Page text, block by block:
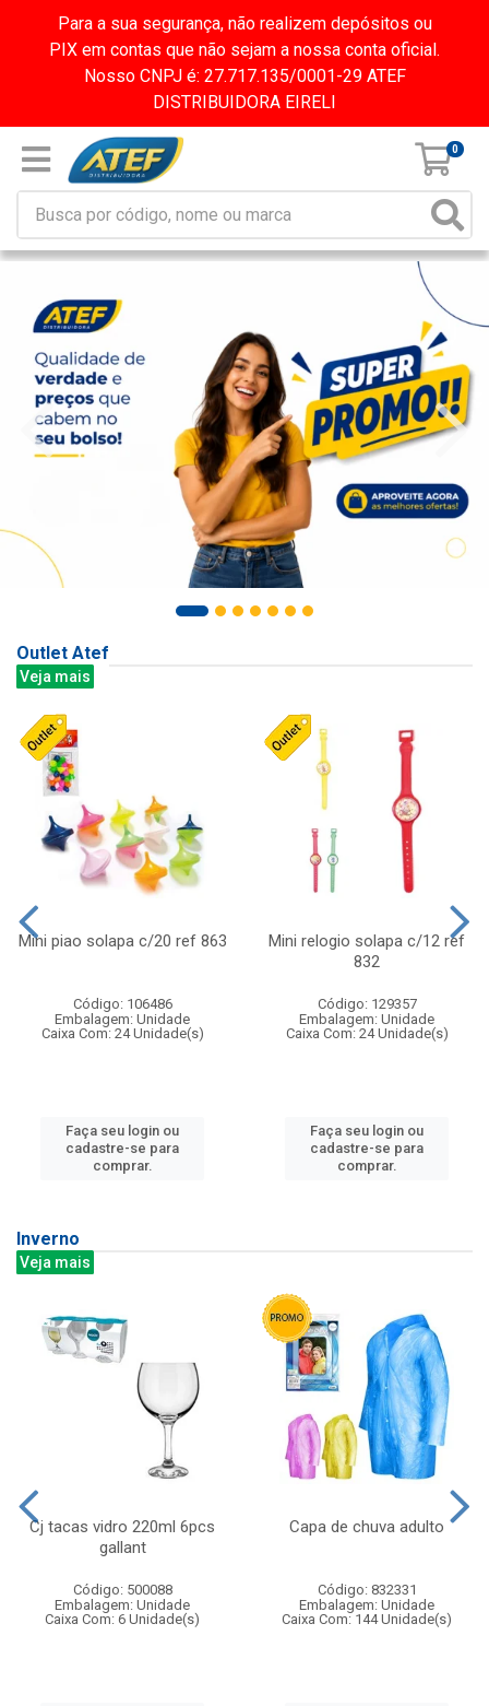
Para a sua segurança, não realizem depósitos ou
PIX em contas que não sejam a nossa conta oficial.
Nosso CNPJ é: 27.717.135/0001-29 ATEF
DISTRIBUIDORA EIRELI
0
Outlet Atef
Veja mais
Mini piao solapa c/20 ref 863
Código: 106486
Embalagem: Unidade
Caixa Com: 24 Unidade(s)
Faça seu login ou
cadastre-se para
comprar.
Mini relogio solapa c/12 ref
832
Código: 129357
Embalagem: Unidade
Caixa Com: 24 Unidade(s)
Faça seu login ou
cadastre-se para
comprar.
Inverno
Veja mais
Cj tacas vidro 220ml 6pcs
gallant
Código: 500088
Embalagem: Unidade
Caixa Com: 6 Unidade(s)
Capa de chuva adulto
Código: 832331
Embalagem: Unidade
Caixa Com: 144 Unidade(s)